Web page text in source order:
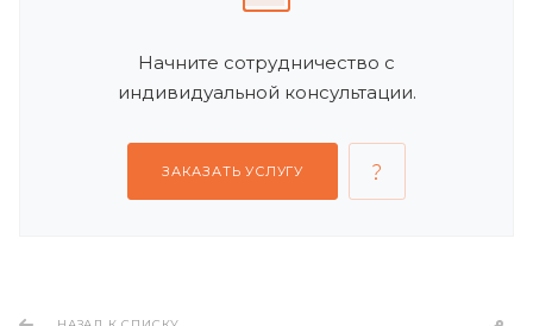
Начните сотрудничество с
индивидуальной консультации.
ЗАКАЗАТЬ УСЛУГУ